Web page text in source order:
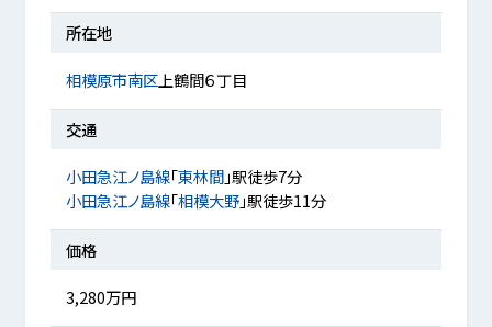
所在地
相模原市南区上鶴間６丁目
交通
小田急江ノ島線「東林間」駅徒歩7分
小田急江ノ島線「相模大野」駅徒歩11分
価格
3,280万円